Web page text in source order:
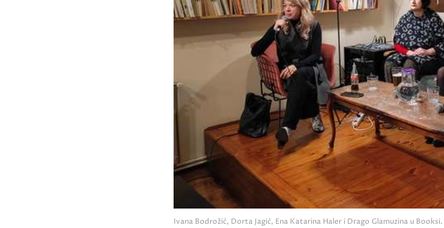
Ivana Bodrožić, Dorta Jagić, Ena Katarina Haler i Drago Glamuzina u Booksi.